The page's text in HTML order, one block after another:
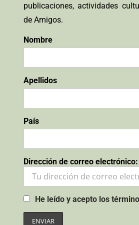
publicaciones, actividades
de Amigos.
Nombre
Apellidos
País
Dirección de correo electrónico:
He leído y acepto los